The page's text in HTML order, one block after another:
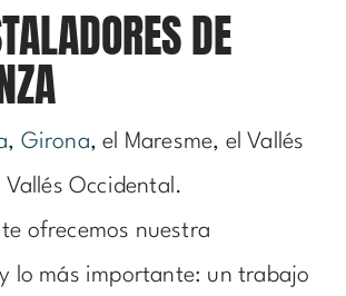
DE
, Girona, el Maresme, el Vallés
Occidental.
ofrecemos nuestra
lo más importante: un trabajo